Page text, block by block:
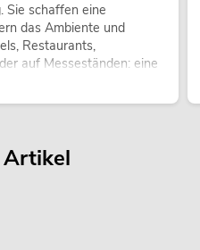
Sie schaffen eine
das Ambiente und
Restaurants,
auf Messeständen: eine
längst zum modernen
Artikel